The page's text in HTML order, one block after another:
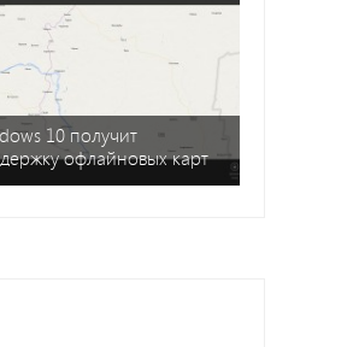
10 получит
офлайновых карт